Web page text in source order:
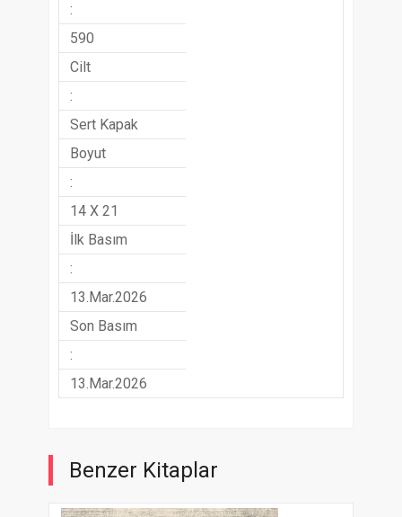
:
590
Cilt
:
Sert Kapak
Boyut
:
14 X 21
İlk Basım
:
13.Mar.2026
Son Basım
:
13.Mar.2026
Benzer Kitaplar